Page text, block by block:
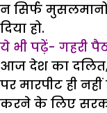
न सिर्फ
दिया हो.
ये भी पढ़ें- गहरी
आज देश का दलित,
पर मारपीट ही
करने के लिए